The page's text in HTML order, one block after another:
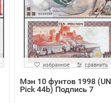
избранное сравнить
Мэн 10 фунтов 1998
Pick 44b) Подпись 7